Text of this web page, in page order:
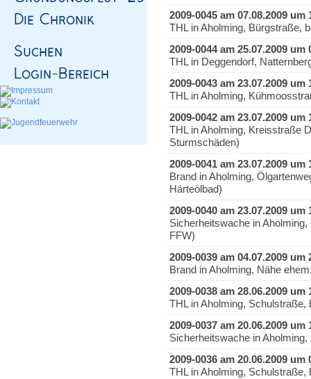
2009-0045 am 07.08.2009 um
THL in Aholming, Bürgstraße,
2009-0044 am 25.07.2009 um
THL in Deggendorf,
2009-0043 am 23.07.2009 um
THL in Aholming,
2009-0042 am 23.07.2009 um
THL in Aholming, Kreisstraße
Sturmschäden)
2009-0041 am 23.07.2009 um
Brand in Aholming,
Härteölbad)
2009-0040 am 23.07.2009 um
Sicherheitswache in
FFW)
2009-0039 am 04.07.2009 um
Brand in Aholming, Nähe
2009-0038 am 28.06.2009 um
THL in Aholming,
2009-0037 am 20.06.2009 um
Sicherheitswache in
2009-0036 am 20.06.2009 um
THL in Aholming,